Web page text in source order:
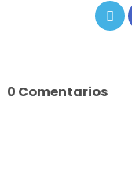
0 Comentarios